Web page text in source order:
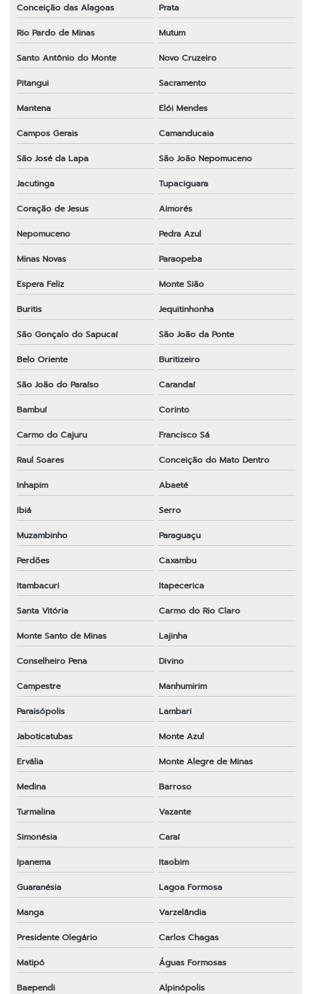
Conceição das Alagoas
Prata
Rio Pardo de Minas
Mutum
Santo Antônio do Monte
Novo Cruzeiro
Pitangui
Sacramento
Mantena
Elói Mendes
Campos Gerais
Camanducaia
São José da Lapa
São João Nepomuceno
Jacutinga
Tupaciguara
Coração de Jesus
Aimorés
Nepomuceno
Pedra Azul
Minas Novas
Paraopeba
Espera Feliz
Monte Sião
Buritis
Jequitinhonha
São Gonçalo do Sapucaí
São João da Ponte
Belo Oriente
Buritizeiro
São João do Paraíso
Carandaí
Bambuí
Corinto
Carmo do Cajuru
Francisco Sá
Raul Soares
Conceição do Mato Dentro
Inhapim
Abaeté
Ibiá
Serro
Muzambinho
Paraguaçu
Perdões
Caxambu
Itambacuri
Itapecerica
Santa Vitória
Carmo do Rio Claro
Monte Santo de Minas
Lajinha
Conselheiro Pena
Divino
Campestre
Manhumirim
Paraisópolis
Lambari
Jaboticatubas
Monte Azul
Ervália
Monte Alegre de Minas
Medina
Barroso
Turmalina
Vazante
Simonésia
Caraí
Ipanema
Itaobim
Guaranésia
Lagoa Formosa
Manga
Varzelândia
Presidente Olegário
Carlos Chagas
Matipó
Águas Formosas
Baependi
Alpinópolis